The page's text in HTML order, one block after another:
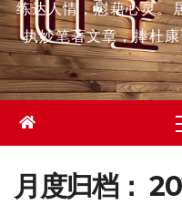
练达人情，慰藉心灵。
执妙笔著文章，捧杜
月度归档：